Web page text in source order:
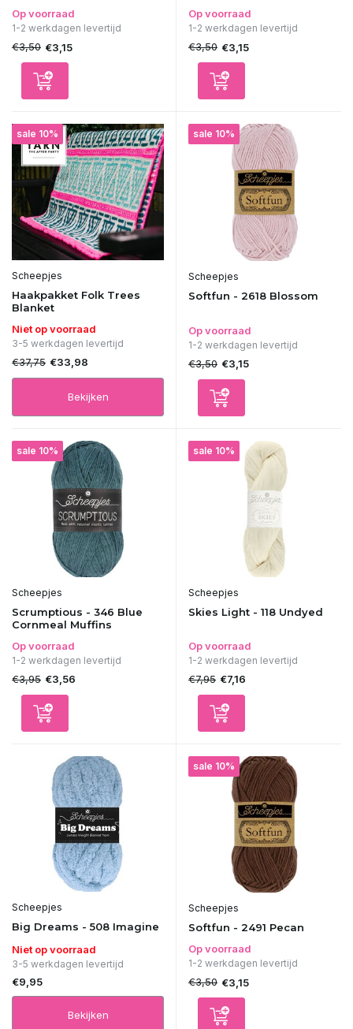
Op voorraad
1-2 werkdagen levertijd
€3,50 €3,15
Op voorraad
1-2 werkdagen levertijd
€3,50 €3,15
sale 10%
Scheepjes
Haakpakket Folk Trees
Blanket
Niet op voorraad
3-5 werkdagen levertijd
€37,75 €33,98
Bekijken
sale 10%
Scheepjes
Softfun - 2618 Blossom
Op voorraad
1-2 werkdagen levertijd
€3,50 €3,15
sale 10%
Scheepjes
Scrumptious - 346 Blue
Cornmeal Muffins
Op voorraad
1-2 werkdagen levertijd
€3,95 €3,56
sale 10%
Scheepjes
Skies Light - 118 Undyed
Op voorraad
1-2 werkdagen levertijd
€7,95 €7,16
Scheepjes
Big Dreams - 508 Imagine
Niet op voorraad
3-5 werkdagen levertijd
€9,95
Bekijken
sale 10%
Scheepjes
Softfun - 2491 Pecan
Op voorraad
1-2 werkdagen levertijd
€3,50 €3,15